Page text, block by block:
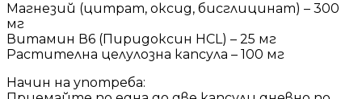
Магнезий (цитрат, оксид, бисглицинат) – 300
мг
Витамин В6 (Пиридоксин HCL) – 25 мг
Растителна целулозна капсула – 100 мг
Начин на употреба: